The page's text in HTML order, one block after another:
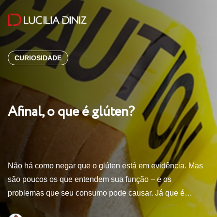
CURIOSIDADE
Afinal, o que é glúten?
Não há como negar que o glúten está em evidência. Mas
são poucos os que entendem sua função – e os
problemas que seu consumo pode causar. Já que é…